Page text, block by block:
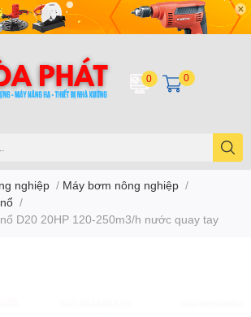
0 0
nghiệp / Máy bơm nông nghiệp /
/
D20 20HP 120-250m3/h nước quay tay